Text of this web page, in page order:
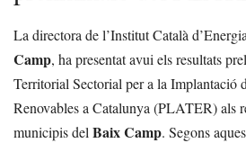
La directora de l’Institut Català
Camp, ha presentat avui els resultats
Territorial Sectorial per a la Implantació
Renovables a Catalunya (PLATER) als
municipis del Baix Camp. Segons